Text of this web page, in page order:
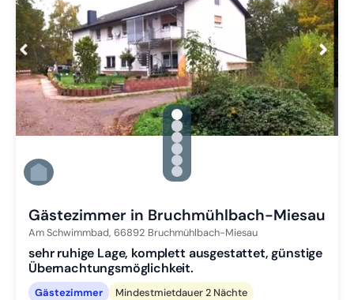
gallery.slide_selector
Zu Slide 1 wechseln
Zu Slide 2 wechseln
Zu Slide 3 wechseln
Zu Slide 4 wechseln
Zu Slide 5 wechseln
Zu Slide 6 wechseln
Gästezimmer in Bruchmühlbach-Miesau
Am Schwimmbad, 66892 Bruchmühlbach-Miesau
sehr ruhige Lage, komplett ausgestattet, günstige
Übernachtungsmöglichkeit.
Gästezimmer
Mindestmietdauer 2 Nächte